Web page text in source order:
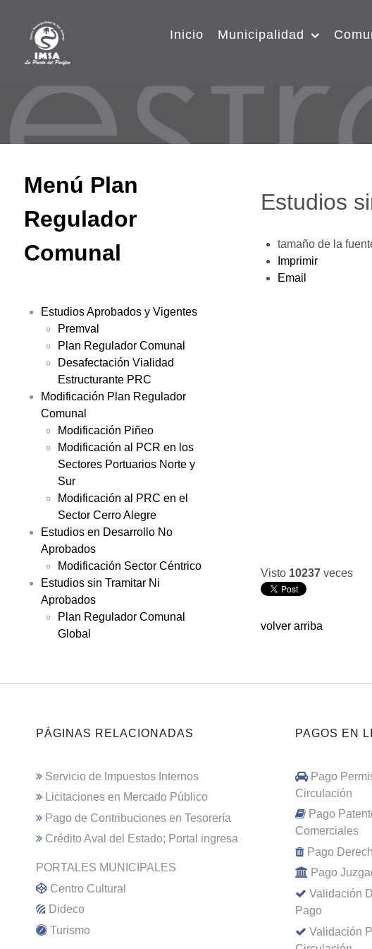
Inicio Municipalidad
Menú Plan
Regulador
Comunal
Estudios Aprobados y Vigentes
Premval
Plan Regulador Comunal
Desafectación Vialidad
Estructurante PRC
Modificación Plan Regulador
Comunal
Modificación Piñeo
Modificación al PCR en los
Sectores Portuarios Norte y
Sur
Modificación al PRC en el
Sector Cerro Alegre
Estudios en Desarrollo No
Aprobados
Modificación Sector Céntrico
Estudios sin Tramitar Ni
Aprobados
Plan Regulador Comunal
Global
Estudios
tamaño de la
Imprimir
Email
Visto 10237 veces
volver arriba
PÁGINAS RELACIONADAS
Servicio de Impuestos Internos
Licitaciones en Mercado Público
Pago de Contribuciones en Tesorería
Crédito Aval del Estado; Portal ingresa
PORTALES MUNICIPALES
Centro Cultural
Dideco
Turismo
PAGOS EN
Pago
Circulación
Pago
Comerciales
Pago
Pago
Validación
Pago
Validación